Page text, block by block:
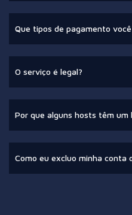
Que tipos de pagamento
O serviço é legal?
Por que alguns hosts têm um
Como eu excluo minha conta